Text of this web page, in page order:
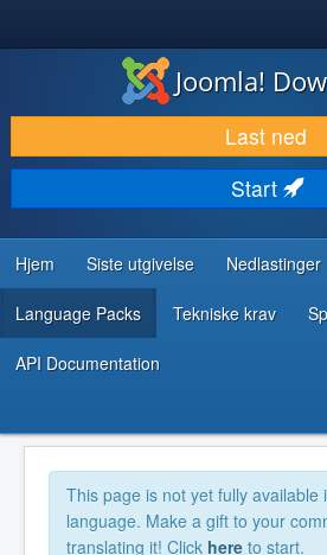
LAST NED & UTVID
OPPDAG & LÆR
SAMFUNN & BRUKERSTØTTE
UTVIKLINGSRESSURSER
Joomla!
Last ned
Start
Hjem Siste utgivelse Nedlastinger
Language Packs Tekniske krav
API Documentation
This page is not yet fully available
language. Make a gift to your
translating it! Click here to start.